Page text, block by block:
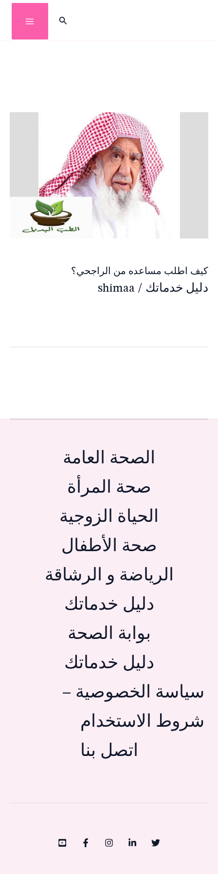
البحث
كيف اطلب مساعده من الراجحي؟
دليل خدماتك /
shimaa
الصحة العامة
صحة المرأة
الحياة الزوجية
صحة الأطفال
الرياضة و الرشاقة
دليل خدماتك
بوابة الصحة
دليل خدماتك
سياسة الخصوصية –
شروط الاستخدام
اتصل بنا